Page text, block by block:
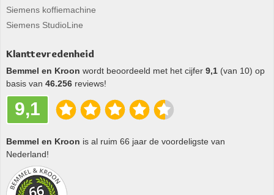
Siemens koffiemachine
Siemens StudioLine
Klanttevredenheid
Bemmel en Kroon wordt beoordeeld met het cijfer 9,1 (van 10) op
basis van 46.256 reviews!
9,1
Bemmel en Kroon is al ruim 66 jaar de voordeligste van
Nederland!